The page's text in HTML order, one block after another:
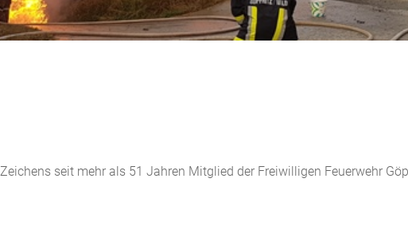
seit mehr als 51 Jahren Mitglied der Freiwilligen Feuerwehr